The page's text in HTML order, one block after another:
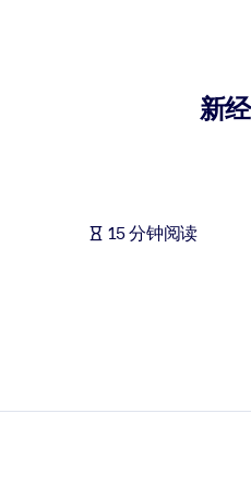
为您的人工智能系统提供动力，以改
新
15 分钟阅读